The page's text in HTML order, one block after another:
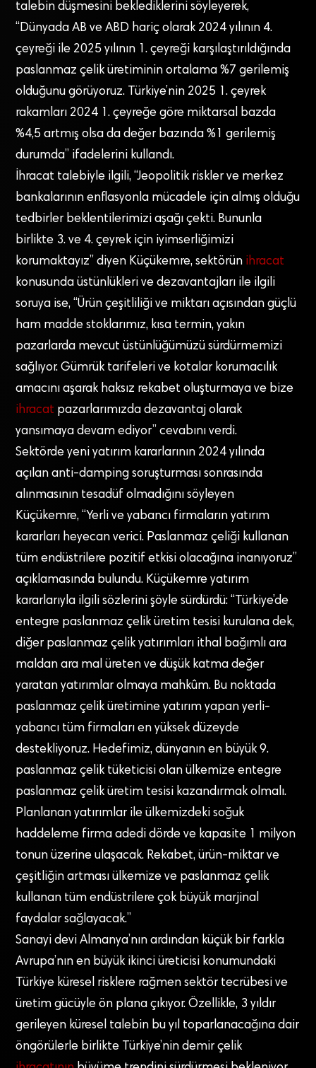
talebin düşmesini beklediklerini söyleyerek,
“Dünyada AB ve ABD hariç olarak 2024 yılının 4.
çeyreği ile 2025 yılının 1. çeyreği karşılaştırıldığında
paslanmaz çelik üretiminin ortalama %7 gerilemiş
olduğunu görüyoruz. Türkiye’nin 2025 1. çeyrek
rakamları 2024 1. çeyreğe göre miktarsal bazda
%4,5 artmış olsa da değer bazında %1 gerilemiş
durumda” ifadelerini kullandı.
İhracat talebiyle ilgili, “Jeopolitik riskler ve merkez
bankalarının enflasyonla mücadele için almış olduğu
tedbirler beklentilerimizi aşağı çekti. Bununla
birlikte 3. ve 4. çeyrek için iyimserliğimizi
korumaktayız” diyen Küçükemre, sektörün ihracat
konusunda üstünlükleri ve dezavantajları ile ilgili
soruya ise, “Ürün çeşitliliği ve miktarı açısından güçlü
ham madde stoklarımız, kısa termin, yakın
pazarlarda mevcut üstünlüğümüzü sürdürmemizi
sağlıyor. Gümrük tarifeleri ve kotalar korumacılık
amacını aşarak haksız rekabet oluşturmaya ve bize
ihracat pazarlarımızda dezavantaj olarak
yansımaya devam ediyor” cevabını verdi.
Sektörde yeni yatırım kararlarının 2024 yılında
açılan anti-damping soruşturması sonrasında
alınmasının tesadüf olmadığını söyleyen
Küçükemre, “Yerli ve yabancı firmaların yatırım
kararları heyecan verici. Paslanmaz çeliği kullanan
tüm endüstrilere pozitif etkisi olacağına inanıyoruz”
açıklamasında bulundu. Küçükemre yatırım
kararlarıyla ilgili sözlerini şöyle sürdürdü: “Türkiye’de
entegre paslanmaz çelik üretim tesisi kurulana dek,
diğer paslanmaz çelik yatırımları ithal bağımlı ara
maldan ara mal üreten ve düşük katma değer
yaratan yatırımlar olmaya mahkûm. Bu noktada
paslanmaz çelik üretimine yatırım yapan yerli-
yabancı tüm firmaları en yüksek düzeyde
destekliyoruz. Hedefimiz, dünyanın en büyük 9.
paslanmaz çelik tüketicisi olan ülkemize entegre
paslanmaz çelik üretim tesisi kazandırmak olmalı.
Planlanan yatırımlar ile ülkemizdeki soğuk
haddeleme firma adedi dörde ve kapasite 1 milyon
tonun üzerine ulaşacak. Rekabet, ürün-miktar ve
çeşitliğin artması ülkemize ve paslanmaz çelik
kullanan tüm endüstrilere çok büyük marjinal
faydalar sağlayacak.”
Sanayi devi Almanya’nın ardından küçük bir farkla
Avrupa’nın en büyük ikinci üreticisi konumundaki
Türkiye küresel risklere rağmen sektör tecrübesi ve
üretim gücüyle ön plana çıkıyor. Özellikle, 3 yıldır
gerileyen küresel talebin bu yıl toparlanacağına dair
öngörülerle birlikte Türkiye’nin demir çelik